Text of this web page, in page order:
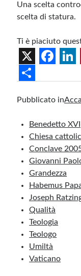
Una scelta
scelta di statura.
Ti è piaciuto
X
c
e
b
o
o
k
n
k
e
d
I
n
h
a
r
e
Pubblicato in
Benedetto XVI
Chiesa
Conclave
Giovanni Paolo
Grandezza
Habemus
Joseph
Qualità
Teologia
Teologo
Umiltà
Vaticano